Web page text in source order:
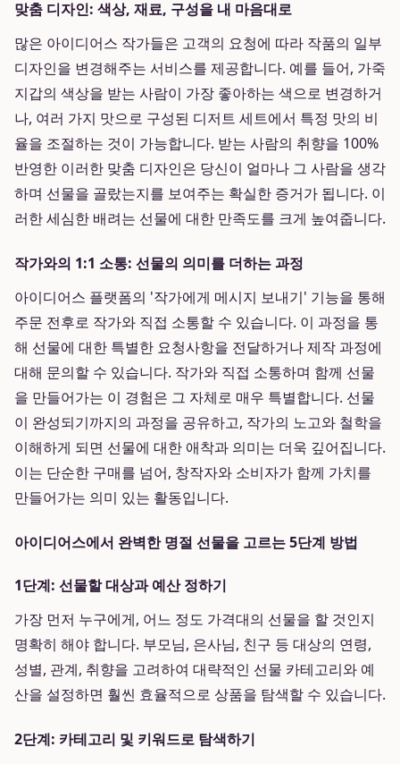
맞춤 디자인: 색상, 재료, 구성을 내 마음대로
많은 아이디어스 작가들은 고객의 요청에 따라 작품의 일부
디자인을 변경해주는 서비스를 제공합니다. 예를 들어, 가죽
지갑의 색상을 받는 사람이 가장 좋아하는 색으로 변경하거
나, 여러 가지 맛으로 구성된 디저트 세트에서 특정 맛의 비
율을 조절하는 것이 가능합니다. 받는 사람의 취향을 100%
반영한 이러한 맞춤 디자인은 당신이 얼마나 그 사람을 생각
하며 선물을 골랐는지를 보여주는 확실한 증거가 됩니다. 이
러한 세심한 배려는 선물에 대한 만족도를 크게 높여줍니다.
작가와의 1:1 소통: 선물의 의미를 더하는 과정
아이디어스 플랫폼의 '작가에게 메시지 보내기' 기능을 통해
주문 전후로 작가와 직접 소통할 수 있습니다. 이 과정을 통
해 선물에 대한 특별한 요청사항을 전달하거나 제작 과정에
대해 문의할 수 있습니다. 작가와 직접 소통하며 함께 선물
을 만들어가는 이 경험은 그 자체로 매우 특별합니다. 선물
이 완성되기까지의 과정을 공유하고, 작가의 노고와 철학을
이해하게 되면 선물에 대한 애착과 의미는 더욱 깊어집니다.
이는 단순한 구매를 넘어, 창작자와 소비자가 함께 가치를
만들어가는 의미 있는 활동입니다.
아이디어스에서 완벽한 명절 선물을 고르는 5단계 방법
1단계: 선물할 대상과 예산 정하기
가장 먼저 누구에게, 어느 정도 가격대의 선물을 할 것인지
명확히 해야 합니다. 부모님, 은사님, 친구 등 대상의 연령,
성별, 관계, 취향을 고려하여 대략적인 선물 카테고리와 예
산을 설정하면 훨씬 효율적으로 상품을 탐색할 수 있습니다.
2단계: 카테고리 및 키워드로 탐색하기